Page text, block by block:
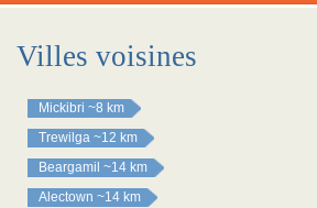
Villes voisines
Mickibri ~8 km
Trewilga ~12 km
Beargamil ~14 km
Alectown ~14 km